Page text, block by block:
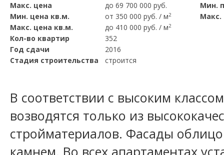
Макс. цена
до 69 700 000 руб.
Мин. цена кв.м.
от 350 000 руб. / м2
Макс. цена кв.м. до 410 000 руб. / м2
Кол-во квартир
352
Год сдачи
2016
Стадия строительства
строится
Мин.
В соответствии с высоким
возводятся только из
стройматериалов. Фасады
камнем. Во всех апартаментах